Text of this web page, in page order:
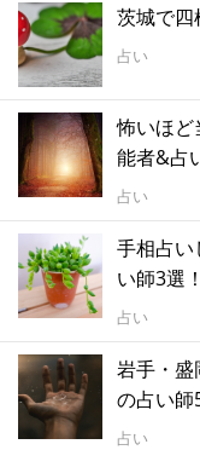
茨城で四
占い
怖いほど
能者&占
占い
手相占い
い師3選！
占い
岩手・盛
の占い師
占い